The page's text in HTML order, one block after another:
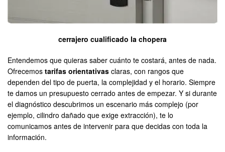
cerrajero cualificado la chopera
Entendemos que quieras saber cuánto te costará, antes de nada.
Ofrecemos tarifas orientativas claras, con rangos que
dependen del tipo de puerta, la complejidad y el horario. Siempre
te damos un presupuesto cerrado antes de empezar. Y si durante
el diagnóstico descubrimos un escenario más complejo (por
ejemplo, cilindro dañado que exige extracción), te lo
comunicamos antes de intervenir para que decidas con toda la
información.